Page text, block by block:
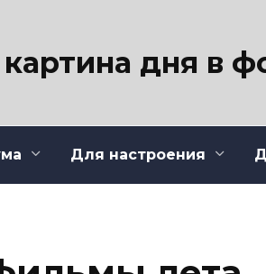
дня в
Для настроения